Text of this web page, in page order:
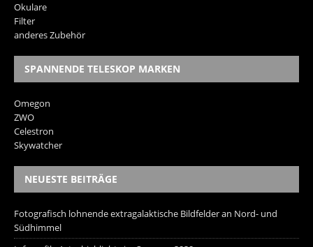
Okulare
Filter
anderes Zubehör
SPANNENDE TELESKOP MARKEN
Omegon
ZWO
Celestron
Skywatcher
NEUESTE BEITRÄGE
Fotografisch lohnende extragalaktische Bildfelder an Nord- und
Südhimmel